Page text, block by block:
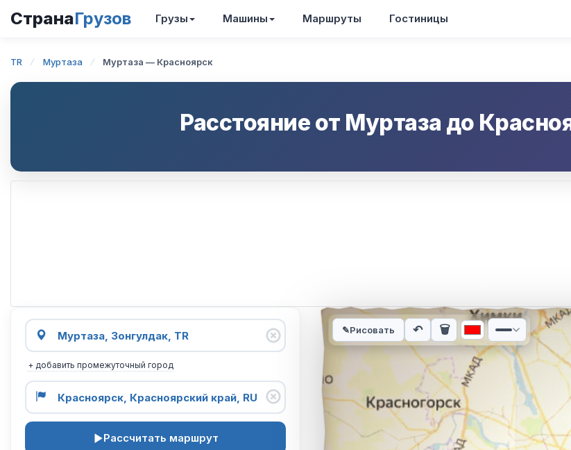
СтранаГрузов Грузы Машины Маршруты Гостиницы
TR Муртаза Муртаза — Красноярск
Расстояние от Муртаза до
+ добавить промежуточный город
Рассчитать маршрут
Интерактивная карта автомобильного маршрута
✎Рисовать ↶ 🗑